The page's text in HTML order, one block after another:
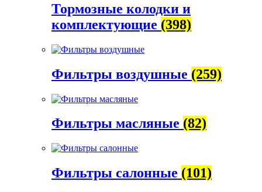
Тормозные колодки и
комплектующие (398)
Фильтры воздушные (259)
Фильтры масляные (82)
Фильтры салонные (101)